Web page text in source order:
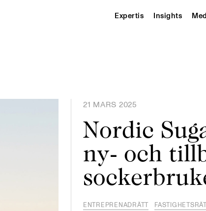
Expertis Insights
21 MARS 2025
Nordic
ny- och
ENTREPRENADRÄTT